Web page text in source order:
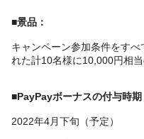
■景品：
キャンペーン参加条件をす
れた計10名様に10,000円相
■PayPayボーナスの付与時期
2022年4月下旬（予定）